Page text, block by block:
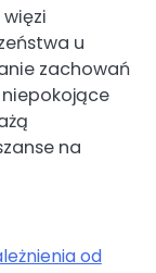
u
zachowań
na
od